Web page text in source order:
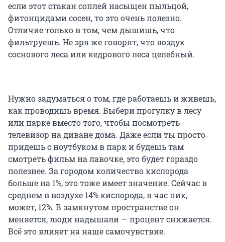
если этот стакан соплей насыщен пыльцой,
фитонцидами сосен, то это очень полезно.
Отличие только в том, чем дышишь, что
фильтруешь. Не зря же говорят, что воздух
соснового леса или кедрового леса целебный.
Нужно задуматься о том, где работаешь и живешь,
как проводишь время. Выбери прогулку в лесу
или парке вместо того, чтобы посмотреть
телевизор на диване дома. Даже если ты просто
придешь с ноутбуком в парк и будешь там
смотреть фильм на лавочке, это будет гораздо
полезнее. За городом количество кислорода
больше на 1%, это тоже имеет значение. Сейчас в
среднем в воздухе 14% кислорода, в час пик,
может, 12%. В замкнутом пространстве он
меняется, люди надышали — процент снижается.
Всё это влияет на наше самочувствие.